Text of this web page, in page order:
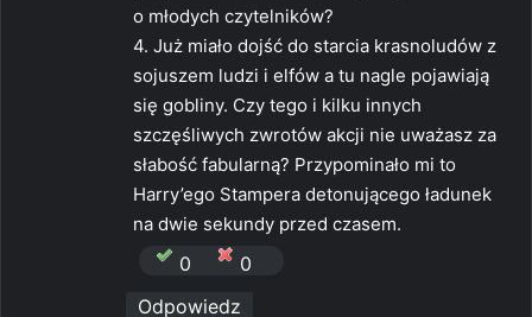
o młodych czytelników?
4. Już miało dojść do starcia krasnoludów z
sojuszem ludzi i elfów a tu nagle pojawiają
się gobliny. Czy tego i kilku innych
szczęśliwych zwrotów akcji nie uważasz za
słabość fabularną? Przypominało mi to
Harry’ego Stampera detonującego ładunek
na dwie sekundy przed czasem.
0
0
Odpowiedz